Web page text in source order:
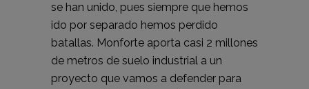
se han unido, pues siempre que hemos
ido por separado hemos perdido
batallas. Monforte aporta casi 2 millones
de metros de suelo industrial a un
proyecto que vamos a defender para